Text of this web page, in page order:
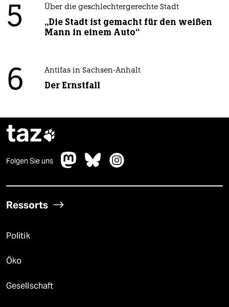
5 Über die geschlechtergerechte Stadt
„Die Stadt ist gemacht für den weißen
Mann in einem Auto“
6 Antifas in Sachsen-Anhalt
Der Ernstfall
taz
Folgen Sie uns
Ressorts
Politik
Öko
Gesellschaft